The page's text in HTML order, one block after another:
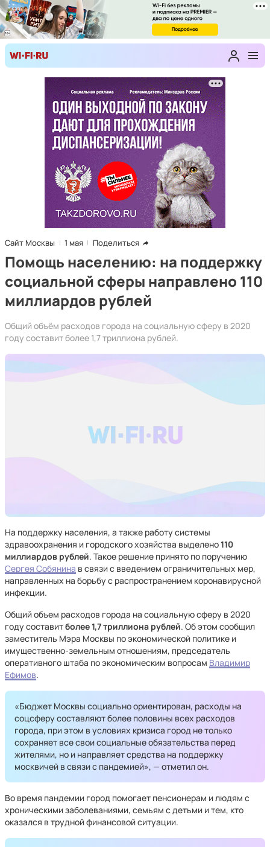
Сайт Москвы 1 мая Поделиться
Помощь населению: на поддержку
социальной сферы направлено 110
миллиардов рублей
Общий объём расходов города на социальную сферу в 2020
году составит более 1,7 триллиона рублей.
На поддержку населения, а также работу системы
здравоохранения и городского хозяйства выделено110
миллиардов рублей. Такое решение принято по поручению
Сергея Собянина в связи с введением ограничительных мер,
направленных на борьбу с распространением коронавирусной
инфекции.
Общий объем расходов города на социальную сферу в 2020
году составитболее 1,7 триллиона рублей. Об этом сообщил
заместитель Мэра Москвы по экономической политике и
имущественно-земельным отношениям, председатель
оперативного штаба по экономическим вопросам Владимир
Ефимов.
«Бюджет Москвы социально ориентирован, расходы на
соцсферу составляют более половины всех расходов
города, при этом в условиях кризиса город не только
сохраняет все свои социальные обязательства перед
жителями, но и направляет средства на поддержку
москвичей в связи с пандемией», — отметил он.
Во время пандемии город помогает пенсионерам и людям с
хроническими заболеваниями, семьям с детьми и тем, кто
оказался в трудной финансовой ситуации.